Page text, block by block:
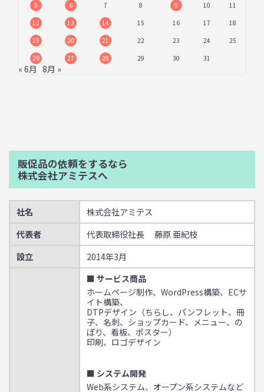
5
6 7 8 9 10
11
12
13 14 15 16 17
18
19
20 21 22 23 24
25
26
27 28 29 30 31
« 6月 8月 »
販促品の依頼をするなら
株式会社アミテスへ
社名
株式会社アミテス
代表者
代表取締役社長 藤原 亜紀枝
設立
2014年3月
■ サービス商品
ホームページ制作、WordPress構築、ECサ
イト構築、
DTPデザイン（ちらし、パンフレット、冊
子、名刺、ショップカード、メニュー、の
ぼり、看板、ポスター）
印刷、ロゴデザイン
■ システム開発
Web系システム、オープン系システムなど